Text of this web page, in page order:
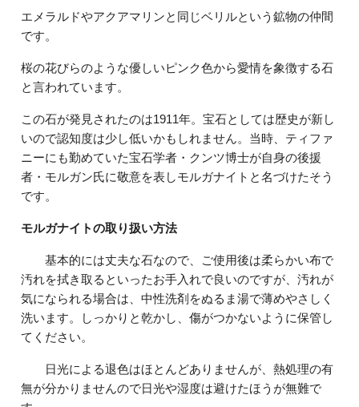
エメラルドやアクアマリンと同じベリルという鉱物の仲間
です。
桜の花びらのような優しいピンク色から愛情を象徴する石
と言われています。
この石が発見されたのは1911年。宝石としては歴史が新し
いので認知度は少し低いかもしれません。当時、ティファ
ニーにも勤めていた宝石学者・クンツ博士が自身の後援
者・モルガン氏に敬意を表しモルガナイトと名づけたそう
です。
モルガナイトの取り扱い方法
基本的には丈夫な石なので、ご使用後は柔らかい布で
汚れを拭き取るといったお手入れで良いのですが、汚れが
気になられる場合は、中性洗剤をぬるま湯で薄めやさしく
洗います。しっかりと乾かし、傷がつかないように保管し
てください。
日光による退色はほとんどありませんが、熱処理の有
無が分かりませんので日光や湿度は避けたほうが無難で